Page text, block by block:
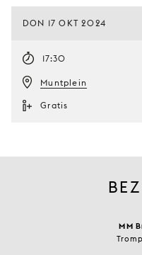
DON 17 OKT 2024
17:30
Muntplein
Gratis
MM